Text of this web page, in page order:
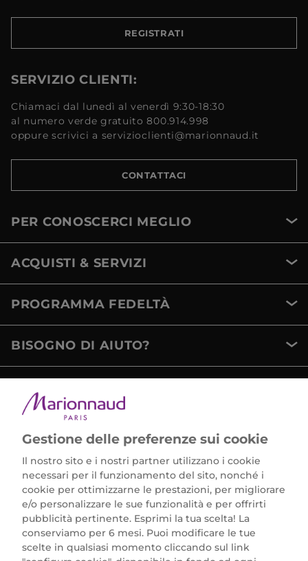
REGISTRATI
SERVIZIO CLIENTI:
Chiamaci dal lunedì al venerdì 9:30-18:30
al numero verde gratuito 800.914.998
oppure scrivici a servizioclienti@marionnaud.it
CONTATTACI
PER CONOSCERCI MEGLIO
ACQUISTI & SERVIZI
PROGRAMMA FEDELTÀ
BISOGNO DI AIUTO?
Marionnaud Parfumeries Italia S.r.l.
Largo Fiera Milano 5, 20017 Rho (MI)
REA Milano 1650024 con P.IVA 13425220152.
Gestione delle preferenze sui cookie
Il nostro sito e i nostri partner utilizzano i cookie
necessari per il funzionamento del sito, nonché i
cookie per ottimizzarne le prestazioni, per migliorare
e/o personalizzare le sue funzionalità e per offrirti
pubblicità pertinente. Esprimi la tua scelta! La
conserviamo per 6 mesi. Puoi modificare le tue
scelte in qualsiasi momento cliccando sul link